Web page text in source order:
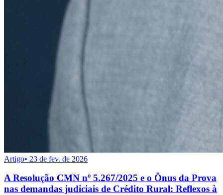
Artigo• 23 de fev. de 2026
A Resolução CMN nº 5.267/2025 e o Ônus da Prova
nas demandas judiciais de Crédito Rural: Reflexos à